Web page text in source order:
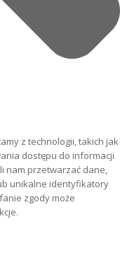
z technologii, takich jak
dostępu do informacji
nam przetwarzać dane,
unikalne identyfikatory
zgody może